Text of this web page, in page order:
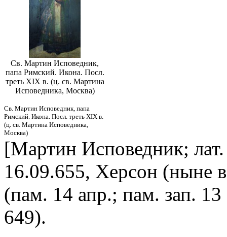
Св. Мартин Исповедник,
папа Римский. Икона. Посл.
треть XIX в. (ц. св. Мартина
Исповедника, Москва)
Св. Мартин Исповедник, папа
Римский. Икона. Посл. треть XIX в.
(ц. св. Мартина Исповедника,
Москва)
[Мартин Исповедник;
16.09.655, Херсон (ныне
(пам. 14 апр.; пам. зап.
649).